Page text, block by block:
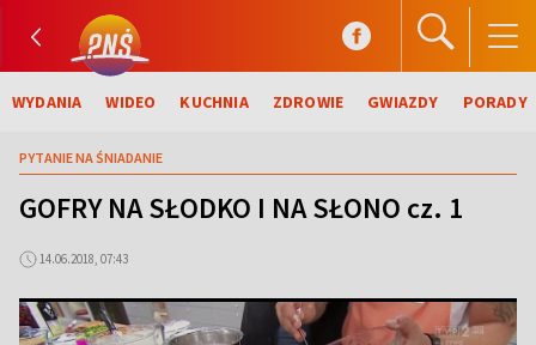
WYDANIA WIDEO KUCHNIA ZDROWIE GWIAZDY PORADY
PYTANIE NA ŚNIADANIE
GOFRY NA SŁODKO I NA SŁONO cz. 1
14.06.2018, 07:43